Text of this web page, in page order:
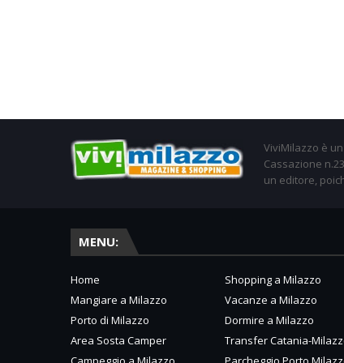
ViviMilazzo è
Cassazione
un editore,
MENU:
Home
Shopping a Milazzo
Mangiare a Milazzo
Vacanze a Milazzo
Porto di Milazzo
Dormire a Milazzo
Area Sosta Camper
Transfer Catania-